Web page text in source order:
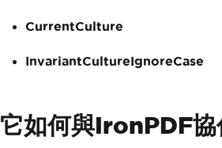
CurrentCulture
InvariantCultureIgnoreCase
它如何與IronPDF協